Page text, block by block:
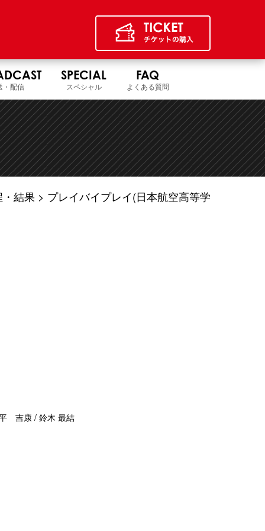
・配信
SPECIAL
スペシャル
FAQ
よくある質問
・結果
プレイバイプレイ(日本航空高等学
吉康 / 鈴木 最結